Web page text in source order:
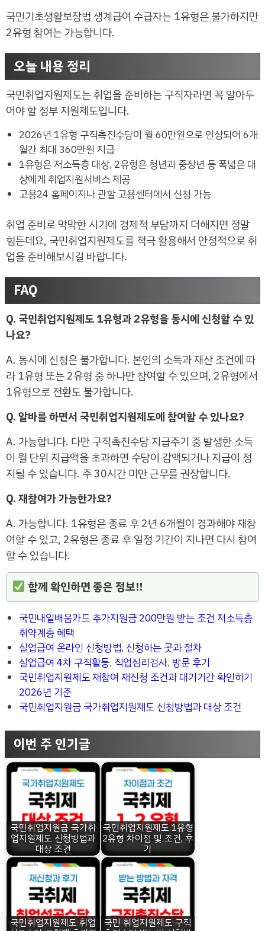
국민기초생활보장법 생계급여 수급자는 1유형은 불가하지만
2유형 참여는 가능합니다.
오늘 내용 정리
국민취업지원제도는 취업을 준비하는 구직자라면 꼭 알아두
어야 할 정부 지원제도입니다.
2026년 1유형 구직촉진수당이 월 60만원으로 인상되어 6개
월간 최대 360만원 지급
1유형은 저소득층 대상, 2유형은 청년과 중장년 등 폭넓은 대
상에게 취업지원서비스 제공
고용24 홈페이지나 관할 고용센터에서 신청 가능
취업 준비로 막막한 시기에 경제적 부담까지 더해지면 정말
힘든데요, 국민취업지원제도를 적극 활용해서 안정적으로 취
업을 준비해보시길 바랍니다.
FAQ
Q. 국민취업지원제도 1유형과 2유형을 동시에 신청할 수 있
나요?
A. 동시에 신청은 불가합니다. 본인의 소득과 재산 조건에 따
라 1유형 또는 2유형 중 하나만 참여할 수 있으며, 2유형에서
1유형으로 전환도 불가합니다.
Q. 알바를 하면서 국민취업지원제도에 참여할 수 있나요?
A. 가능합니다. 다만 구직촉진수당 지급주기 중 발생한 소득
이 월 단위 지급액을 초과하면 수당이 감액되거나 지급이 정
지될 수 있습니다. 주 30시간 미만 근무를 권장합니다.
Q. 재참여가 가능한가요?
A. 가능합니다. 1유형은 종료 후 2년 6개월이 경과해야 재참
여할 수 있고, 2유형은 종료 후 일정 기간이 지나면 다시 참여
할 수 있습니다.
함께 확인하면 좋은 정보!!
국민내일배움카드 추가지원금 200만원 받는 조건 저소득층
취약계층 혜택
실업급여 온라인 신청방법, 신청하는 곳과 절차
실업급여 4차 구직활동, 직업심리검사, 방문 후기
국민취업지원제도 재참여 재신청 조건과 대기기간 확인하기
2026년 기준
국민취업지원금 국가취업지원제도 신청방법과 대상 조건
이번 주 인기글
국민취업지원금 국가취
업지원제도 신청방법과
대상 조건
국민취업지원제도 1유형
2유형 차이점 및 조건, 후
기
국민취업지원제도 취업 국민 취업지원제도 구직